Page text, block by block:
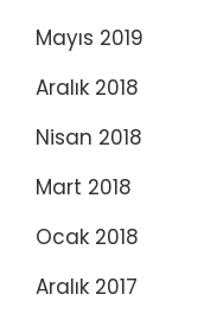
Mayıs 2019
Aralık 2018
Nisan 2018
Mart 2018
Ocak 2018
Aralık 2017